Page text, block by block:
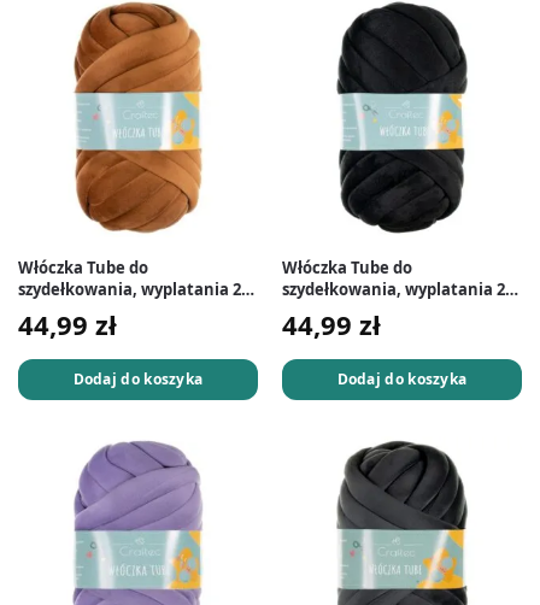
Włóczka Tube do
szydełkowania, wyplatania 20
mm brązowa #32
44,99 zł
Dodaj do koszyka
Włóczka Tube do
szydełkowania, wyplatania 20
mm czarna #18
44,99 zł
Dodaj do koszyka